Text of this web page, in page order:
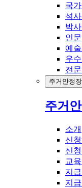
국
석
박
인
예
우
전
주거안정
주거
소개
신청
신
교
지
지